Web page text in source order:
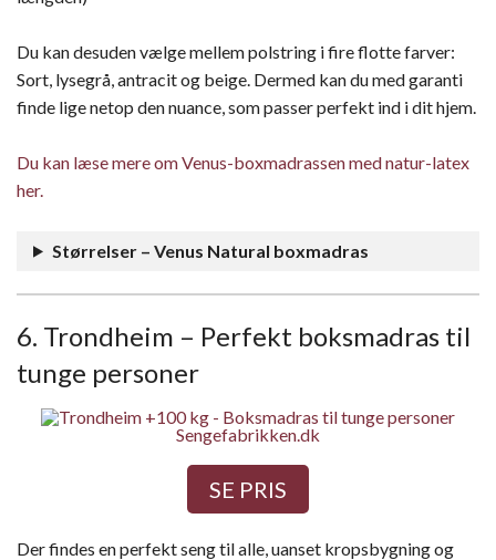
Du kan desuden vælge mellem polstring i fire flotte farver:
Sort, lysegrå, antracit og beige. Dermed kan du med garanti
finde lige netop den nuance, som passer perfekt ind i dit hjem.
Du kan læse mere om Venus-boxmadrassen med natur-latex
her.
Størrelser – Venus Natural boxmadras
6. Trondheim – Perfekt boksmadras til
tunge personer
Sengefabrikken.dk
SE PRIS
Der findes en perfekt seng til alle, uanset kropsbygning og